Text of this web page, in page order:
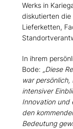
Werks in
diskutierten die
Lieferketten,
In ihrem
Bode: Diese
war
intensiver
Innovation und
den
Bedeutung